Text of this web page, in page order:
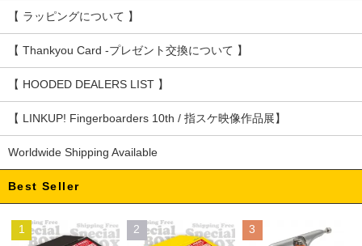
【 ラッピングについて 】
【 Thankyou Card -プレゼント交換について 】
【 HOODED DEALERS LIST 】
【 LINKUP! Fingerboarders 10th / 指スケ映像作品展】
Worldwide Shipping Available
Best Seller
1 2 3